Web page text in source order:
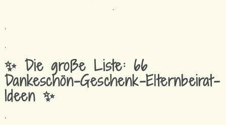
.
.
.
✨ Die große Liste: 66
Dankeschön-Geschenk-Elternbeirat-
Ideen✨
.